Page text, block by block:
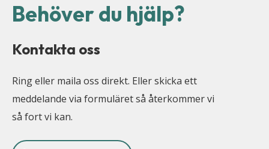
Behöver du hjälp?
Kontakta oss
Ring eller maila oss direkt. Eller skicka ett
meddelande via formuläret så återkommer vi
så fort vi kan.